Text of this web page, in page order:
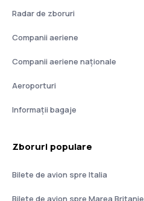
Radar de zboruri
Companii aeriene
Companii aeriene naţionale
Aeroporturi
Informații bagaje
Zboruri populare
Bilete de avion spre Italia
Bilete de avion spre Marea Britanie